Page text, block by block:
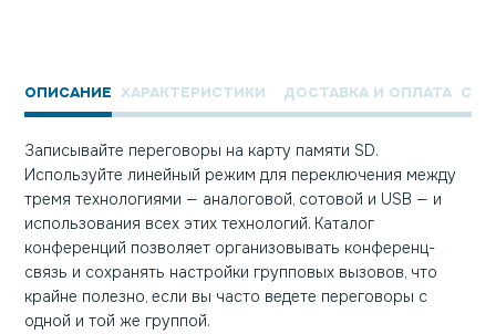
ОПИСАНИЕ ХАРАКТЕРИСТИКИ ДОСТАВКА И ОПЛАТА
Записывайте переговоры на карту памяти SD.
Используйте линейный режим для переключения между
тремя технологиями — аналоговой, сотовой и USB — и
использования всех этих технологий. Каталог
конференций позволяет организовывать конференц-
связь и сохранять настройки групповых вызовов, что
крайне полезно, если вы часто ведете переговоры с
одной и той же группой.